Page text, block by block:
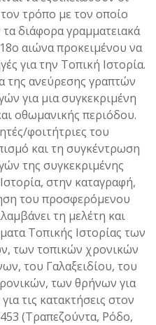
τρόπο με τον οποίο
διάφορα γραμματειακά
αιώνα προκειμένου να
για την Τοπική Ιστορία.
της ανεύρεσης γραπτών
για μια συγκεκριμένη
οθωμανικής περιόδου.
φοιτήτριες του
και τη συγκέντρωση
της συγκεκριμένης
στην καταγραφή,
του προσφερόμενου
τη μελέτη και
Τοπικής Ιστορίας των
των τοπικών χρονικών
του Γαλαξειδίου, του
των θρήνων για
τις κατακτήσεις στον
(Τραπεζούντα, Ρόδο,